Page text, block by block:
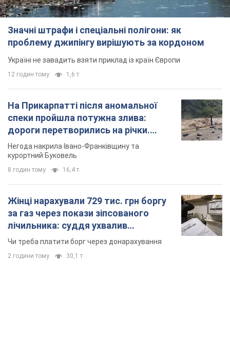
Значні штрафи і спеціальні полігони: як
проблему джипінгу вирішують за кордоном
Україні не завадить взяти приклад із країн Європи
12 годин тому 1,6 т.
На Прикарпатті після аномальної
спеки пройшла потужна злива:
дороги перетворились на річки.
Відео
Негода накрила Івано-Франківщину та
курортний Буковель
8 годин тому 16,4 т.
Жінці нарахували 729 тис. грн боргу
за газ через покази зіпсованого
лічильника: суддя ухвалив
неочікуване рішення
Чи треба платити борг через донарахування
2 години тому 30,1 т.